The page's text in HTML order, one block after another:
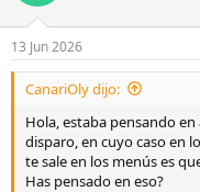
13 Jun 2026
CanariOly dijo:
Hola, estaba pensando
disparo, en cuyo caso en
te sale en los menús es
Has pensado en eso?